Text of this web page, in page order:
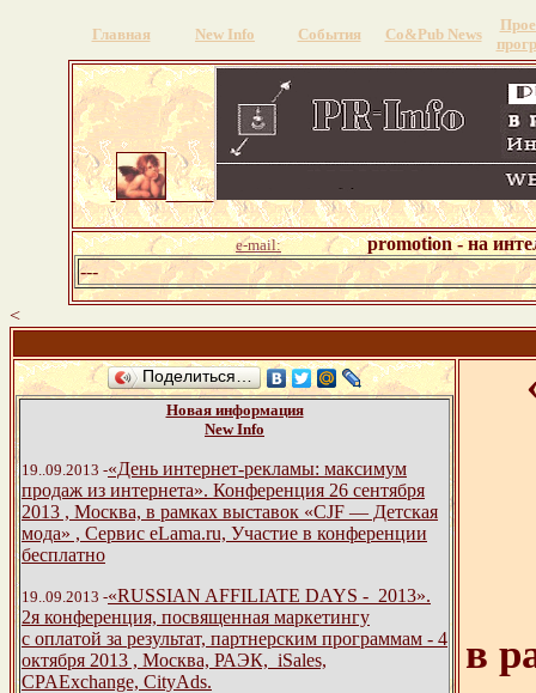
Главная New Info События Со&Pub News
e-mail:
promotion - на
---
<
Поделиться…
Новая информация
New Info
19..09.2013 -«День интернет-рекламы: максимум
продаж из интернета». Конференция 26 сентября
2013 , Москва, в рамках выставок «CJF — Детская
мода» , Сервис eLama.ru, Участие в конференции
бесплатно
19..09.2013 -«RUSSIAN AFFILIATE DAYS - 2013».
2я конференция, посвященная маркетингу
с оплатой за результат, партнерским программам - 4
октября 2013 , Москва, РАЭК, iSales,
CPAExchange, CityAds.
в